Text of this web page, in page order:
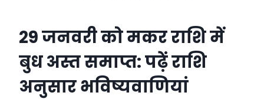
29 जनवरी को मकर राशि में
बुध अस्त समाप्त: पढ़ें राशि
अनुसार भविष्यवाणियां